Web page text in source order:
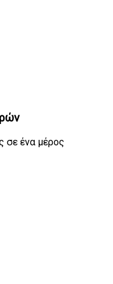
σε ένα μέρος